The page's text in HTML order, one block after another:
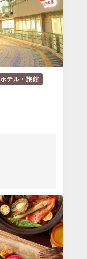
ホテル・旅館